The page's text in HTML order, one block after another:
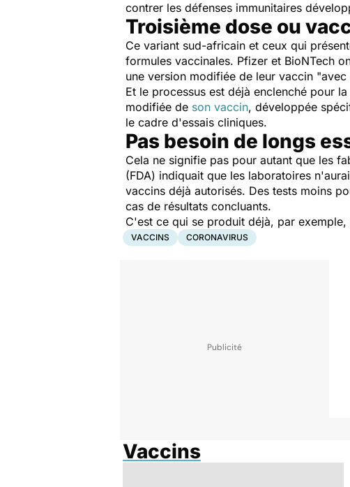
contrer les défenses immunitaires
Troisième dose ou
Ce variant sud-africain et ceux qui
formules vaccinales. Pfizer et BioNTech
une version modifiée de leur vaccin "avec
Et le processus est déjà enclenché pour
modifiée de son vaccin, développée
le cadre d'essais cliniques.
Pas besoin de longs
Cela ne signifie pas pour autant que les
(FDA) indiquait que les laboratoires
vaccins déjà autorisés. Des tests moins
cas de résultats concluants.
C'est ce qui se produit déjà, par exemple,
VACCINS CORONAVIRUS
Vaccins